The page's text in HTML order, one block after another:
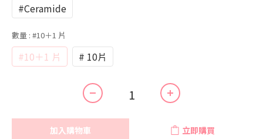
#Ceramide
數量 : #10＋1 片
#10＋1 片 # 10片
加入購物車 立即購買